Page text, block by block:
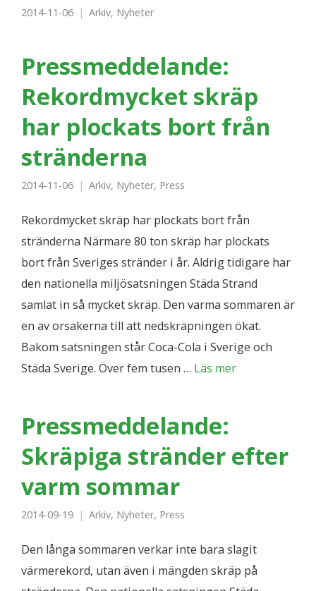
2014-11-06 Arkiv, Nyheter
Pressmeddelande:
Rekordmycket skräp
har plockats bort från
stränderna
2014-11-06 Arkiv, Nyheter, Press
Rekordmycket skräp har plockats bort från
stränderna Närmare 80 ton skräp har plockats
bort från Sveriges stränder i år. Aldrig tidigare har
den nationella miljösatsningen Städa Strand
samlat in så mycket skräp. Den varma sommaren är
en av orsakerna till att nedskräpningen ökat.
Bakom satsningen står Coca-Cola i Sverige och
Städa Sverige. Över fem tusen … Läs mer
Pressmeddelande:
Skräpiga stränder efter
varm sommar
2014-09-19 Arkiv, Nyheter, Press
Den långa sommaren verkar inte bara slagit
värmerekord, utan även i mängden skräp på